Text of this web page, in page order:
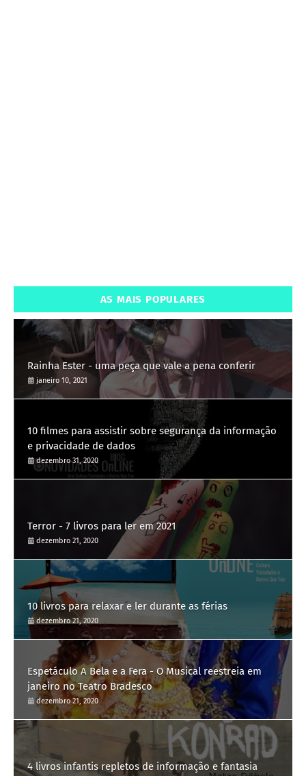
AS MAIS POPULARES
Rainha Ester - uma peça que vale a pena conferir
janeiro 10, 2021
10 filmes para assistir sobre segurança da informação
e privacidade de dados
dezembro 31, 2020
Terror - 7 livros para ler em 2021
dezembro 21, 2020
10 livros para relaxar e ler durante as férias
dezembro 21, 2020
Espetáculo A Bela e a Fera - O Musical reestreia em
janeiro no Teatro Bradesco
dezembro 21, 2020
4 livros infantis repletos de informação e fantasia